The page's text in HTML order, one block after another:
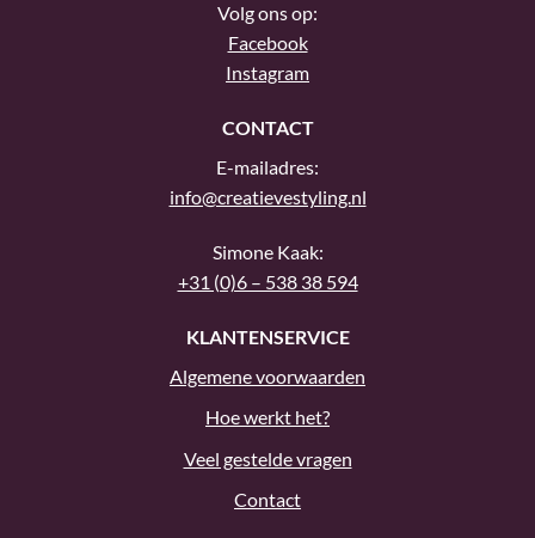
Volg ons op:
Facebook
Instagram
CONTACT
E-mailadres:
info@creatievestyling.nl
Simone Kaak:
+31 (0)6 – 538 38 594
KLANTENSERVICE
Algemene voorwaarden
Hoe werkt het?
Veel gestelde vragen
Contact